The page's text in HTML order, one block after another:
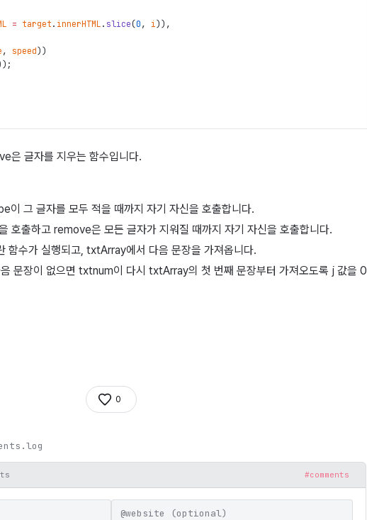
= target . innerHTML . slice(0 , i) ) ,
, speed) )
) ;
은 글자를 지우는 함수입니다.
그 글자를 모두 적을 때까지 자기 자신을 호출합니다.
호출하고 remove은 모든 글자가 지워질 때까지 자기 자신을 호출합니다.
함수가 실행되고, txtArray에서 다음 문장을 가져옵니다.
문장이 없으면 txtnum이 다시 txtArray의 첫 번째 문장부터 가져오도록 j 값을 0
0
#comments
@